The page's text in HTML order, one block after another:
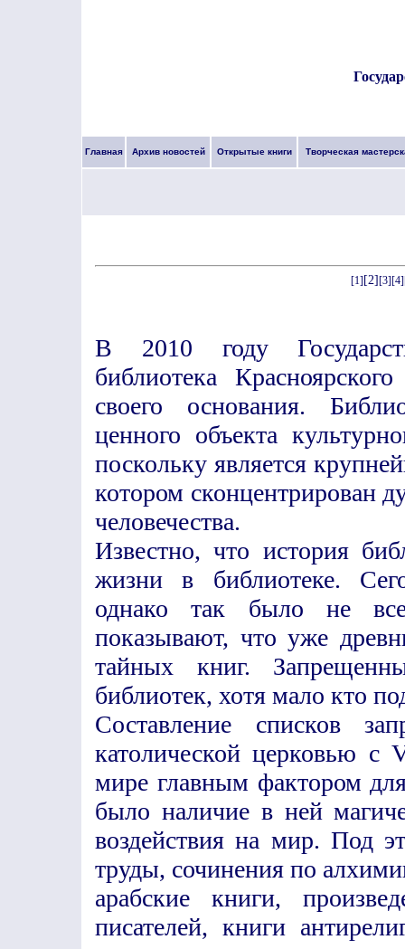
Главная Архив новостей Открытые книги Творческая
[1] [2] [3][4]
В 2010 году
библиотека
своего основания.
ценного объекта
поскольку является
котором сконцентрирован
человечества.
Известно, что история
жизни в библиотеке.
однако так было не
показывают, что уже
тайных книг.
библиотек, хотя мало кто
Составление списков
католической церковью
мире главным фактором
было наличие в ней
воздействия на мир. Под
труды, сочинения по
арабские книги,
писателей, книги